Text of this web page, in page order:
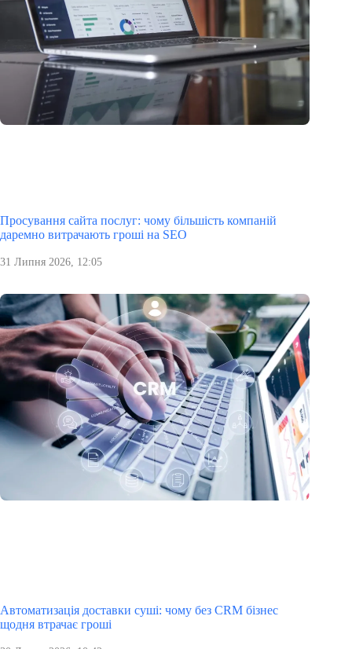
Просування сайта послуг: чому більшість компаній
даремно витрачають гроші на SEO
31 Липня 2026, 12:05
Автоматизація доставки суші: чому без CRM бізнес
щодня втрачає гроші